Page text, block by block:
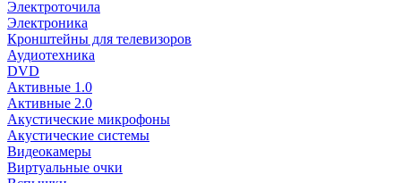
Электроточила
Электроника
Кронштейны для телевизоров
Аудиотехника
DVD
Активные 1.0
Активные 2.0
Акустические микрофоны
Акустические системы
Видеокамеры
Виртуальные очки